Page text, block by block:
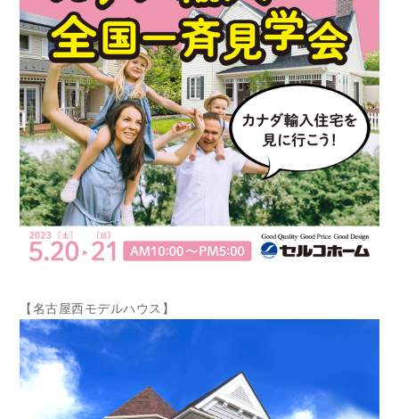
【名古屋西モデルハウス】